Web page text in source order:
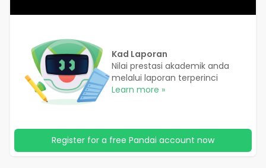
Kad Laporan
Nilai prestasi akademik anda
melalui laporan terperinci
Learn more »
Register for a free Pandai account now